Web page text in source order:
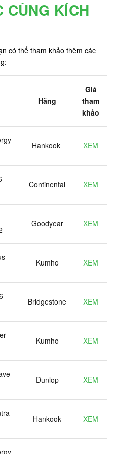
CÙNG KÍCH
có thể tham khảo thêm các
Hãng
Giá
tham
khảo
Hankook XEM
Continental XEM
Goodyear XEM
Kumho XEM
Bridgestone XEM
Kumho XEM
Dunlop XEM
Hankook XEM